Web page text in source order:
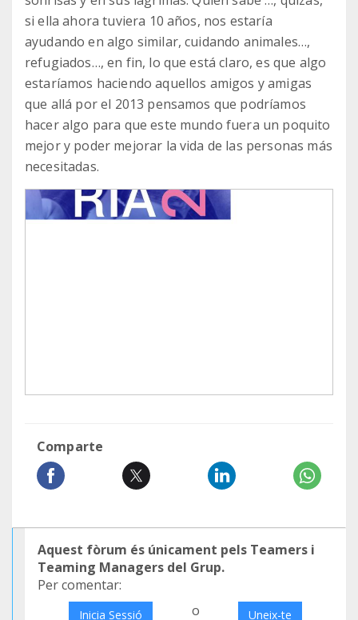
si ella ahora tuviera 10 años, nos estaría
ayudando en algo similar, cuidando animales…,
refugiados…, en fin, lo que está claro, es que algo
estaríamos haciendo aquellos amigos y amigas
que allá por el 2013 pensamos que podríamos
hacer algo para que este mundo fuera un poquito
mejor y poder mejorar la vida de las personas más
necesitadas.
Comparte
Aquest fòrum és únicament pels Teamers i
Teaming Managers del Grup.
Per comentar:
Inicia Sessió o Uneix-te